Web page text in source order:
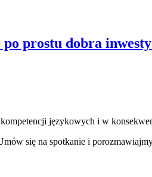
prostu dobra
językowych i w
się na spotkanie i